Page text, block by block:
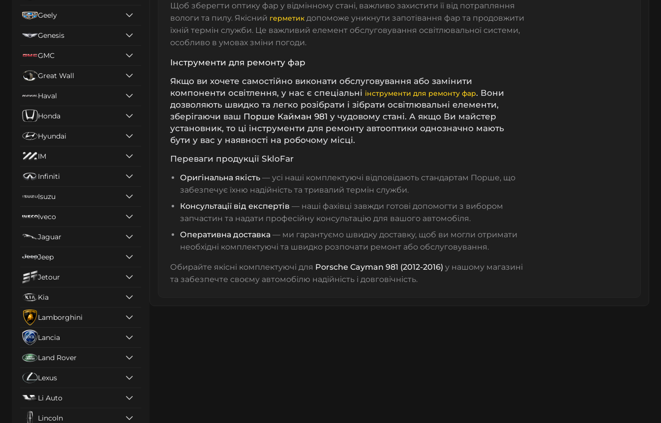
Geely
Genesis
GMC
Great Wall
Haval
Honda
Hyundai
IM
Infiniti
Isuzu
Iveco
Jaguar
Jeep
Jetour
Kia
Lamborghini
Lancia
Land Rover
Lexus
Li Auto
Lincoln
Щоб зберегти оптику фар у відмінному стані, важливо захистити її від потрапляння
вологи та пилу. Якісний герметик допоможе уникнути запотівання фар та продовжити
їхній термін служби. Це важливий елемент обслуговування освітлювальної системи,
особливо в умовах зміни погоди.
Інструменти для ремонту фар
Якщо ви хочете самостійно виконати обслуговування або замінити
компоненти освітлення, у нас є спеціальні інструменти для ремонту фар. Вони
дозволяють швидко та легко розібрати і зібрати освітлювальні елементи,
зберігаючи ваш Порше Кайман 981 у чудовому стані. А якщо Ви майстер
установник, то ці інструменти для ремонту автооптики однозначно мають
бути у вас у наявності на робочому місці.
Переваги продукції SkloFar
Оригінальна якість — усі наші комплектуючі відповідають стандартам Порше, що
забезпечує їхню надійність та тривалий термін служби.
Консультації від експертів — наші фахівці завжди готові допомогти з вибором
запчастин та надати професійну консультацію для вашого автомобіля.
Оперативна доставка — ми гарантуємо швидку доставку, щоб ви могли отримати
необхідні комплектуючі та швидко розпочати ремонт або обслуговування.
Обирайте якісні комплектуючі для Porsche Cayman 981 (2012-2016) у нашому магазині
та забезпечте своєму автомобілю надійність і довговічність.